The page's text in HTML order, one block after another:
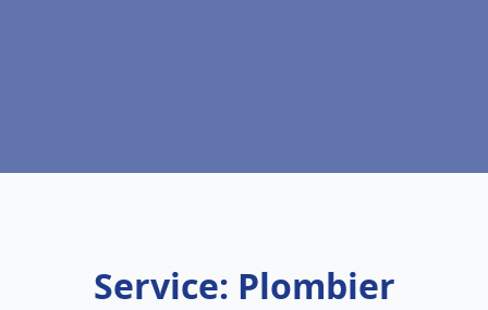
Service: Plombier